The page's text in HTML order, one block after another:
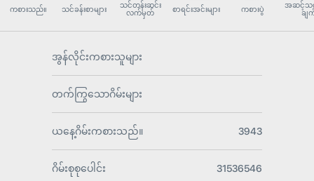
ကစားသည်။ သင်ခန်းစာများ
သင်တန်းဆင်း
လက်မှတ်
စာရင်းအင်းများ ကစားပွဲ
အဆင့်သ
ချ
အွန်လိုင်းကစားသူများ
တက်ကြွသောဂိမ်းများ
ယနေ့ဂိမ်းကစားသည်။ 3943
ဂိမ်းစုစုပေါင်း 31536546